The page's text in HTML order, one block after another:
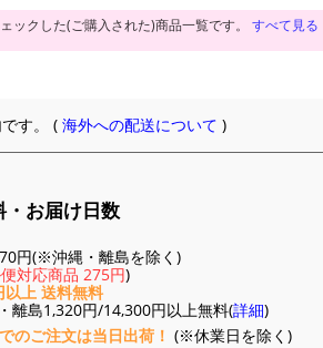
ックした(ご購入された)商品一覧です。 すべて見る
す。 (海外への配送について )
・お届け日数
円(※沖縄・離島を除く)
便対応商品 275円)
以上 送料無料
離島1,320円/14,300円以上無料(詳細)
のご注文は当日出荷！ (※休業日を除く)